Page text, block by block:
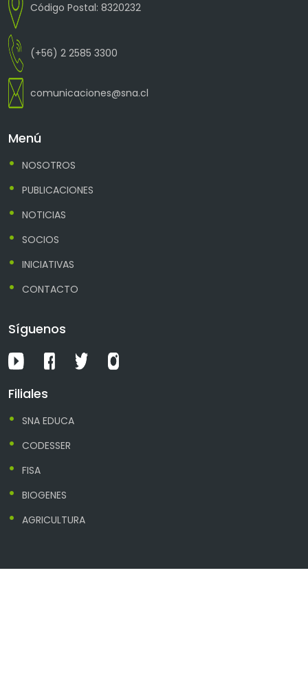
Código Postal: 8320232
(+56) 2 2585 3300
comunicaciones@sna.cl
Menú
NOSOTROS
PUBLICACIONES
NOTICIAS
SOCIOS
INICIATIVAS
CONTACTO
Síguenos
Filiales
SNA EDUCA
CODESSER
FISA
BIOGENES
AGRICULTURA